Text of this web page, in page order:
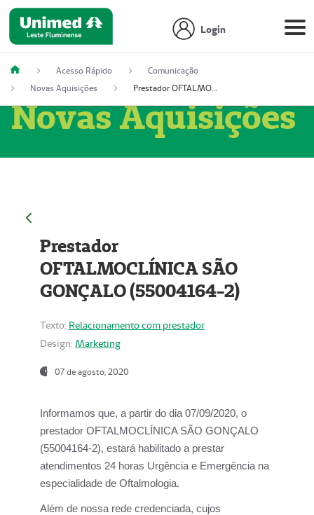
Login
Acesso Rápido
Comunicação
Novas Aquisições
Prestador OFTALMOCLÍNICA SÃO GONÇALO (55004164-2)
Novas Aquisições
Prestador
OFTALMOCLÍNICA SÃO
GONÇALO (55004164-2)
Texto: Relacionamento com prestador
Design: Marketing
07 de agosto, 2020
Informamos que, a partir do dia 07/09/2020, o
prestador OFTALMOCLÍNICA SÃO GONÇALO
(55004164-2), estará habilitado a prestar
atendimentos 24 horas Urgência e Emergência na
especialidade de Oftalmologia.
Além de nossa rede credenciada, cujos